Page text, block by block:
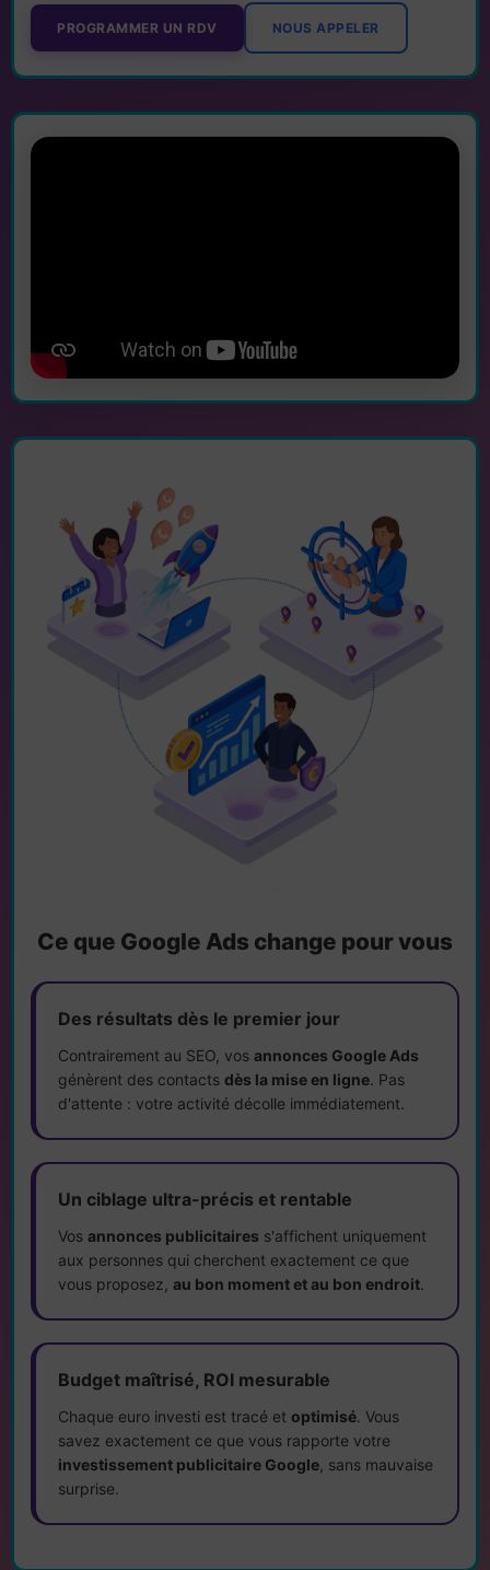
PROGRAMMER UN RDV NOUS APPELER
Ce que Google Ads change pour vous
Des résultats dès le premier jour
Contrairement au SEO, vos annonces Google Ads
génèrent des contacts dès la mise en ligne. Pas
d'attente : votre activité décolle immédiatement.
Un ciblage ultra-précis et rentable
Vos annonces publicitaires s'affichent uniquement
aux personnes qui cherchent exactement ce que
vous proposez, au bon moment et au bon endroit.
Budget maîtrisé, ROI mesurable
Chaque euro investi est tracé et optimisé. Vous
savez exactement ce que vous rapporte votre
investissement publicitaire Google , sans mauvaise
surprise.